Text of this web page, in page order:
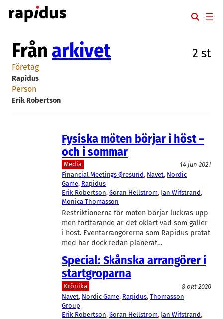
Hoppa
till
Från arkivet 2 st
Företag
Rapidus
Person
Erik Robertson
Fysiska möten börjar i höst –
och i sommar
Media
14 jun 2021
Financial Meetings Øresund, Navet, Nordic
Game, Rapidus
Erik Robertson, Göran Hellström, Jan Wifstrand
Monica Thomasson
Restriktionerna för möten börjar luckras upp
men fortfarande är det oklart vad som gäller
i höst. Eventarrangörerna som Rapidus pratat
med har dock redan planerat…
Special: Skånska arrangörer i
startgroparna
Krönika
8 okt 2020
Navet, Nordic Game, Rapidus, Thomasson
Group
Erik Robertson, Göran Hellström, Jan Wifstrand